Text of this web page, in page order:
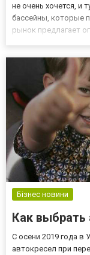
не очень хочется, и
бассейны, которые
рынок предлагает
различаются
Бізнес новини
Как выбрать
С осени 2019 года в
автокресел при